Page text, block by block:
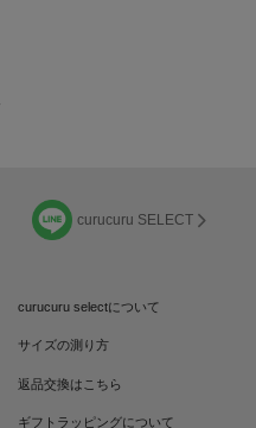
curucuru SELECT
curucuru selectについて
サイズの測り方
返品交換はこちら
ギフトラッピングについて